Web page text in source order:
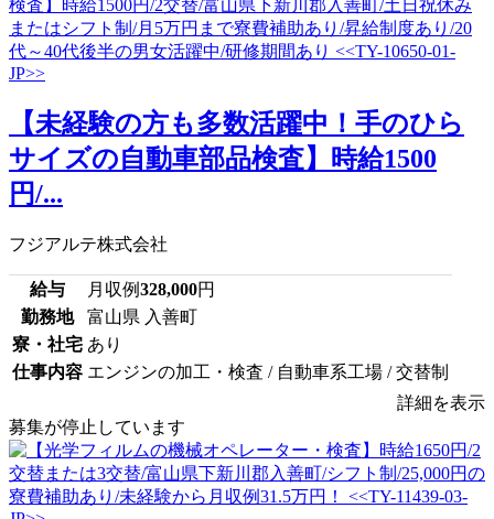
【未経験の方も多数活躍中！手のひら
サイズの自動車部品検査】時給1500
円/...
フジアルテ株式会社
給与 月収例328,000円
勤務地
富山県 入善町
寮・社宅 あり
仕事内容 エンジンの加工・検査 / 自動車系工場 / 交替制
詳細を表示
募集が停止しています